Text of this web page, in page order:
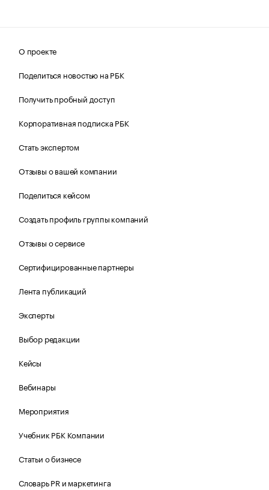
О проекте
Поделиться новостью на РБК
Получить пробный доступ
Корпоративная подписка РБК
Стать экспертом
Отзывы о вашей компании
Поделиться кейсом
Создать профиль группы компаний
Отзывы о сервисе
Сертифицированные партнеры
Лента публикаций
Эксперты
Выбор редакции
Кейсы
Вебинары
Мероприятия
Учебник РБК Компании
Статьи о бизнесе
Словарь PR и маркетинга